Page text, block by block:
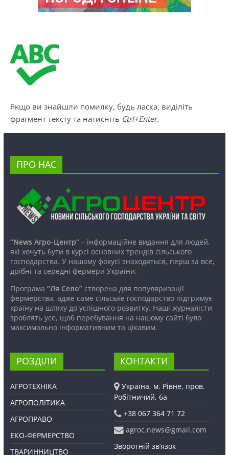
Якщо ви знайшли помилку, будь ласка, виділіть
фрагмент тексту та натисніть Ctrl+Enter.
ПРО НАС
“News Агро-Центр”– інформаційне видання для людей,
які хочуть бути в курсі основних трендів сільського
господарства. У нашому фокусі знаходяться, перш за все,
дрібні та середні фермери України.
Програма “Ля Село”створена для популяризації
фермерства, адже саме сільське господарство підтримує
країну на шляху до успішного розвитку. Наші журналісти
зроблять усе, щоб перебування на нашому сайті було
максимально інформативним та цікавим.
РОЗДІЛИ
АГРОТЕХНІКА
АГРОПОЛІТИКА
АГРОПРАВО
ЕКО-ФЕРМЕРСТВО
ТВАРИННИЦТВО
КОНТАКТИ
Україна, м. Рівне, пров.
Робітничий, 6а
+38 067 364 71 72
agroc.news@gmail.com
Зворотній зв’язок